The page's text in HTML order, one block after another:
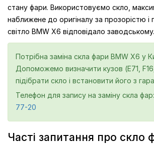
стану фари. Використовуємо скло,
наближене до оригіналу за прозорістю
світло BMW X6 відповідало заводському.
Потрібна заміна скла фари BMW X6 у
Допоможемо визначити кузов (E71,
підібрати скло і встановити його з
Телефон для запису на заміну скла фар:
77-20
Часті запитання про скло